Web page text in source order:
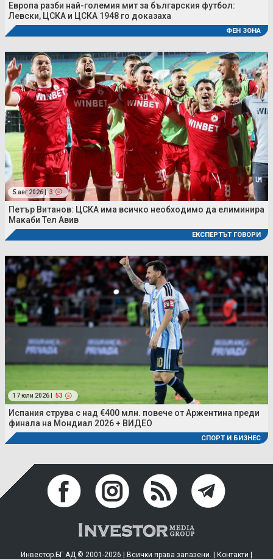
Европа разби най-големия мит за българския футбол:
Левски, ЦСКА и ЦСКА 1948 го доказаха
ФЕН ЗОНА
5 авг 2026 | 3
Петър Витанов: ЦСКА има всичко необходимо да елиминира
Макаби Тел Авив
ЕКСПЕРТЪТ ГОВОРИ
17 юли 2026 | 53
Испания струва с над €400 млн. повече от Аржентина преди
финала на Мондиал 2026 + ВИДЕО
СПОРТ И БИЗНЕС
Инвестор.БГ АД © 2001-2026 | Всички права запазени. | Контакти